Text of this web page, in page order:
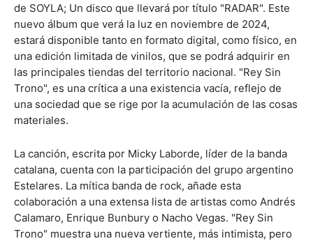
de SOYLA; Un disco que llevará por título "RADAR". Este
nuevo álbum que verá la luz en noviembre de 2024,
estará disponible tanto en formato digital, como físico, en
una edición limitada de vinilos, que se podrá adquirir en
las principales tiendas del territorio nacional. "Rey Sin
Trono", es una crítica a una existencia vacía, reflejo de
una sociedad que se rige por la acumulación de las cosas
materiales.
La canción, escrita por Micky Laborde, líder de la banda
catalana, cuenta con la participación del grupo argentino
Estelares. La mítica banda de rock, añade esta
colaboración a una extensa lista de artistas como Andrés
Calamaro, Enrique Bunbury o Nacho Vegas. "Rey Sin
Trono" muestra una nueva vertiente, más intimista, pero